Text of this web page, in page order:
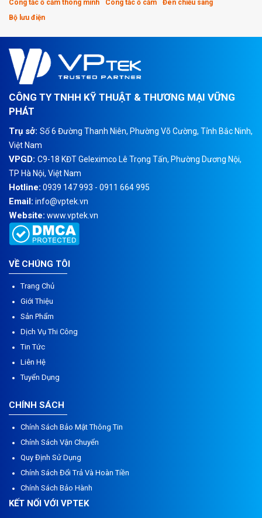
Công tắc ổ cắm thông minh
Công tắc ổ cắm
Đèn chiếu sáng
Bộ lưu điện
CÔNG TY TNHH KỸ THUẬT & THƯƠNG MẠI VỮNG
PHÁT
Trụ sở: Số 6 Đường Thanh Niên, Phường Võ Cường, Tỉnh Bắc Ninh,
Việt Nam
VPGD: C9-18 KĐT Geleximco Lê Trọng Tấn, Phường Dương Nội,
TP Hà Nội, Việt Nam
Hotline: 0939 147 993 - 0911 664 995
Email: info@vptek.vn
Website: www.vptek.vn
VỀ CHÚNG TÔI
Trang Chủ
Giới Thiệu
Sản Phẩm
Dịch Vụ Thi Công
Tin Tức
Liên Hệ
Tuyển Dụng
CHÍNH SÁCH
Chính Sách Bảo Mật Thông Tin
Chính Sách Vận Chuyển
Quy Định Sử Dụng
Chính Sách Đổi Trả Và Hoàn Tiền
Chính Sách Bảo Hành
KẾT NỐI VỚI VPTEK